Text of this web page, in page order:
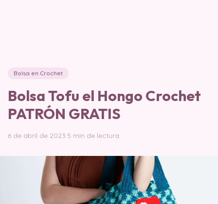
Bolsa en Crochet
Bolsa Tofu el Hongo Crochet
PATRÓN GRATIS
6 de abril de 2023·5 min de lectura